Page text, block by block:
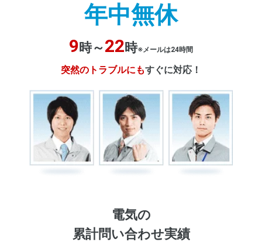
年中無休
9 時～22 時※メールは24時間
突然のトラブルにもすぐに対応！
電気の
累計問い合わせ実績